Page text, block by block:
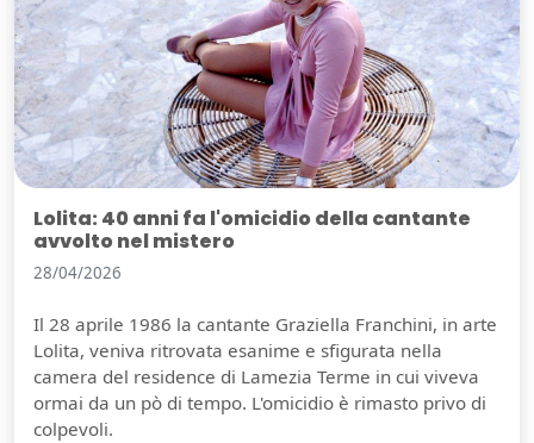
Lolita: 40 anni fa l'omicidio della cantante
avvolto nel mistero
28/04/2026
Il 28 aprile 1986 la cantante Graziella Franchini, in arte
Lolita, veniva ritrovata esanime e sfigurata nella
camera del residence di Lamezia Terme in cui viveva
ormai da un pò di tempo. L'omicidio è rimasto privo di
colpevoli.